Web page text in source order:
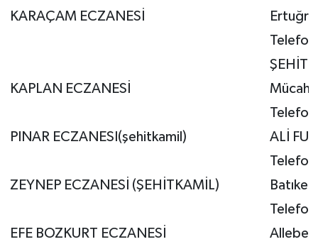
KARAÇAM ECZANESİ
KAPLAN ECZANESİ
PINAR ECZANESI(şehitkamil)
ALİ
ZEYNEP ECZANESİ (ŞEHİTKAMİL)
EFE BOZKURT ECZANESİ
Alleben